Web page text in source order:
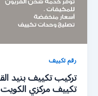
رقم تكييف
تكييف مركزي الكويت